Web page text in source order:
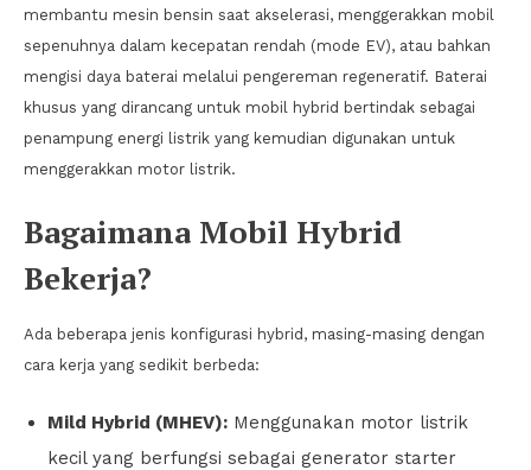
membantu mesin bensin saat akselerasi, menggerakkan mobil
sepenuhnya dalam kecepatan rendah (mode EV), atau bahkan
mengisi daya baterai melalui pengereman regeneratif. Baterai
khusus yang dirancang untuk mobil hybrid bertindak sebagai
penampung energi listrik yang kemudian digunakan untuk
menggerakkan motor listrik.
Bagaimana Mobil Hybrid
Bekerja?
Ada beberapa jenis konfigurasi hybrid, masing-masing dengan
cara kerja yang sedikit berbeda:
Mild Hybrid (MHEV): Menggunakan motor listrik
kecil yang berfungsi sebagai generator starter